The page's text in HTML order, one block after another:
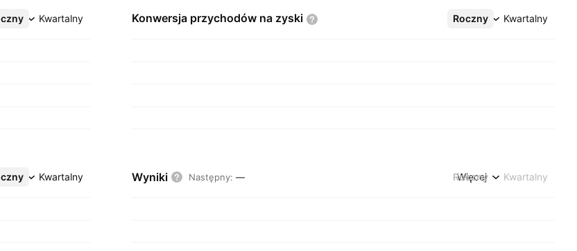
Kwartalny Konwersja przychodów na zyski Roczny Kwartalny
Więcej
Kwartalny Wyniki Następny: — Roczny Kwartalny
Więcej